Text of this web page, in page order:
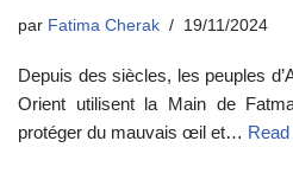
par Fatima Cherak 19/11/2024
Depuis des siècles, les peuples
Orient utilisent la Main de
protéger du mauvais œil et…